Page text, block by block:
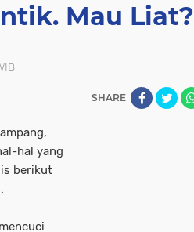
Mau Liat?
SHARE
hal yang
berikut